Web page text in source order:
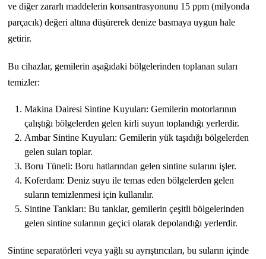
ve diğer zararlı maddelerin konsantrasyonunu 15 ppm (milyonda
parçacık) değeri altına düşürerek denize basmaya uygun hale
getirir.
Bu cihazlar, gemilerin aşağıdaki bölgelerinden toplanan suları
temizler:
Makina Dairesi Sintine Kuyuları: Gemilerin motorlarının
çalıştığı bölgelerden gelen kirli suyun toplandığı yerlerdir.
Ambar Sintine Kuyuları: Gemilerin yük taşıdığı bölgelerden
gelen suları toplar.
Boru Tüneli: Boru hatlarından gelen sintine sularını işler.
Koferdam: Deniz suyu ile temas eden bölgelerden gelen
suların temizlenmesi için kullanılır.
Sintine Tankları: Bu tanklar, gemilerin çeşitli bölgelerinden
gelen sintine sularının geçici olarak depolandığı yerlerdir.
Sintine separatörleri veya yağlı su ayrıştırıcıları, bu suların içinde